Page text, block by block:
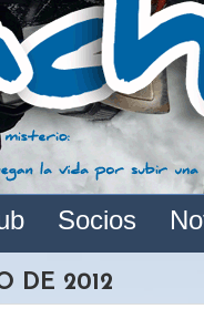
Socios
DE 2012